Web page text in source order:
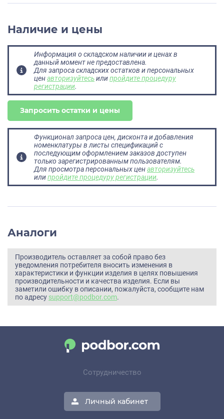
Наличие и цены
Информация о складском наличии и ценах в
данный момент не предоставлена.
Для запроса складских остатков и персональных
ценавторизуйтесьилипройдите процедуру
регистрации.
Запросить остатки и цены
Функционал запроса цен, дисконта и добавления
номенклатуры в листы спецификаций с
последующим оформлением заказов доступен
только зарегистрированным пользователям.
Для просмотра персональных ценавторизуйтесь
илипройдите процедуру регистрации.
Аналоги
Производитель оставляет за собой право без
уведомления потребителя вносить изменения в
характеристики и функции изделия в целях повышения
производительности и качества изделия. Если вы
заметили ошибку в описании, пожалуйста, сообщите нам
по адресу support@podbor.com.
Сотрудничество
Личный кабинет